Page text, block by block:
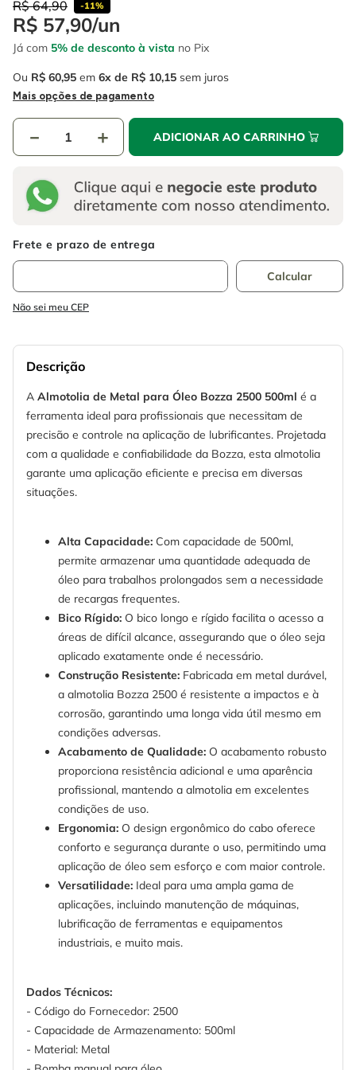
R$ 64,90 -11%
R$ 57,90/un
Já com 5% de desconto à vista no Pix
Ou R$ 60,95 em 6 R$ 10,15 sem juros
Mais opções de pagamento
＋
－ ADICIONAR AO CARRINHO
Não sei meu CEP
Descrição
A Almotolia de Metal para Óleo Bozza 2500 500ml é a
ferramenta ideal para profissionais que necessitam de
precisão e controle na aplicação de lubrificantes. Projetada
com a qualidade e confiabilidade da Bozza, esta almotolia
garante uma aplicação eficiente e precisa em diversas
situações.
Alta Capacidade: Com capacidade de 500ml,
permite armazenar uma quantidade adequada de
óleo para trabalhos prolongados sem a necessidade
de recargas frequentes.
Bico Rígido: O bico longo e rígido facilita o acesso a
áreas de difícil alcance, assegurando que o óleo seja
aplicado exatamente onde é necessário.
Construção Resistente: Fabricada em metal durável,
a almotolia Bozza 2500 é resistente a impactos e à
corrosão, garantindo uma longa vida útil mesmo em
condições adversas.
Acabamento de Qualidade: O acabamento robusto
proporciona resistência adicional e uma aparência
profissional, mantendo a almotolia em excelentes
condições de uso.
Ergonomia: O design ergonômico do cabo oferece
conforto e segurança durante o uso, permitindo uma
aplicação de óleo sem esforço e com maior controle.
Versatilidade: Ideal para uma ampla gama de
aplicações, incluindo manutenção de máquinas,
lubrificação de ferramentas e equipamentos
industriais, e muito mais.
Dados Técnicos:
- Código do Fornecedor: 2500
- Capacidade de Armazenamento: 500ml
- Material: Metal
6º fio
8 º disco corte
9º chave impacto
luva
º escada
º serra circular
º serra copo
º chave impacto
luva